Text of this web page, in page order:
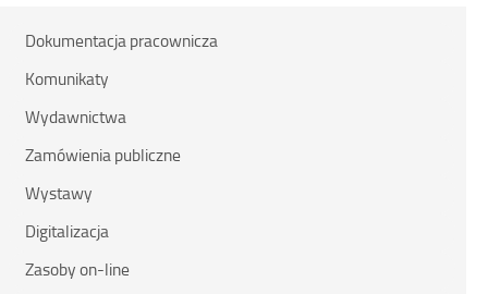
Dokumentacja pracownicza
Komunikaty
Wydawnictwa
Zamówienia publiczne
Wystawy
Digitalizacja
Zasoby on-line